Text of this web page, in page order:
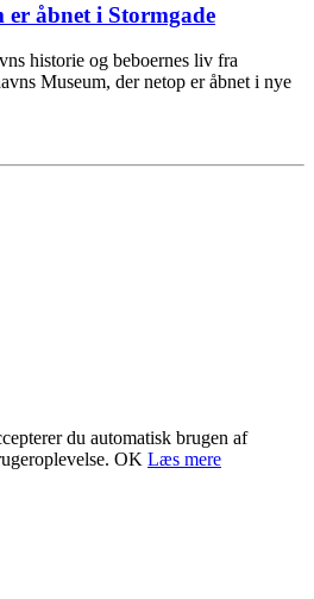
er åbnet i Stormgade
historie og beboernes liv fra
Museum, der netop er åbnet i nye
du automatisk brugen af
OK Læs mere